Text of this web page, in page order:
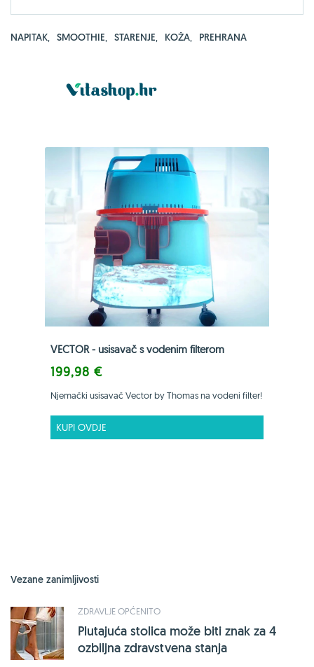
NAPITAK, SMOOTHIE, STARENJE, KOŽA, PREHRANA
VECTOR - usisavač s vodenim filterom
199,98 €
Njemački usisavač Vector by Thomas na vodeni filter!
KUPI OVDJE
Vezane zanimljivosti
ZDRAVLJE OPĆENITO
Plutajuća stolica može biti znak za 4
ozbiljna zdravstvena stanja